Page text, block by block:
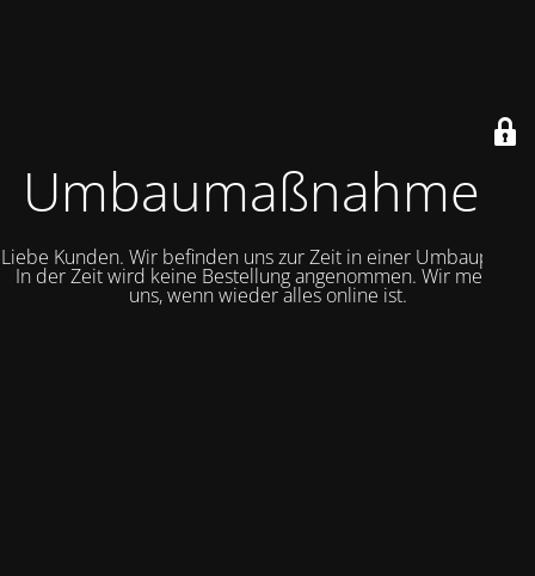
Umbaumaßnahmen
Liebe Kunden. Wir befinden uns zur Zeit in einer Umbauphase.
In der Zeit wird keine Bestellung angenommen. Wir melden
uns, wenn wieder alles online ist.